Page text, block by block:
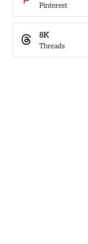
Pinterest
Threads
8K